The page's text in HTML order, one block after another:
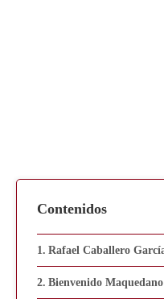
Contenidos
Rafael Caballero
Bienvenido